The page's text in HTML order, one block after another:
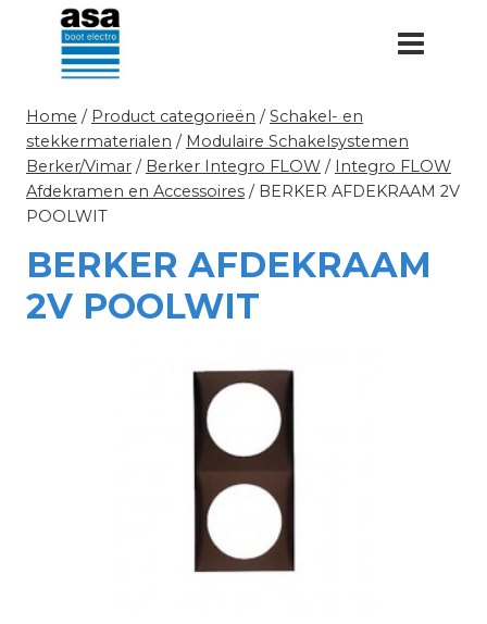
Doorgaan
inhoud
Home / Product categorieën / Schakel- en
stekkermaterialen / Modulaire Schakelsystemen
Berker/Vimar / Berker Integro FLOW / Integro FLOW
Afdekramen en Accessoires / BERKER AFDEKRAAM 2V
POOLWIT
BERKER AFDEKRAAM
2V POOLWIT